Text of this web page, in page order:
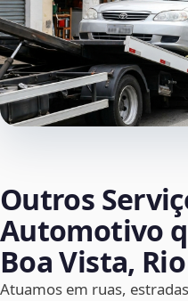
Outros
Automotivo
Boa Vista,
Atuamos em ruas,